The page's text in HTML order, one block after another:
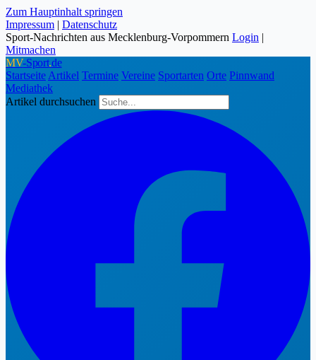
Zum Hauptinhalt springen
Impressum | Datenschutz
Sport-Nachrichten aus Mecklenburg-Vorpommern Login |
Mitmachen
MV-Sport.de
Startseite Artikel Termine Vereine Sportarten Orte Pinnwand
Mediathek
Artikel durchsuchen